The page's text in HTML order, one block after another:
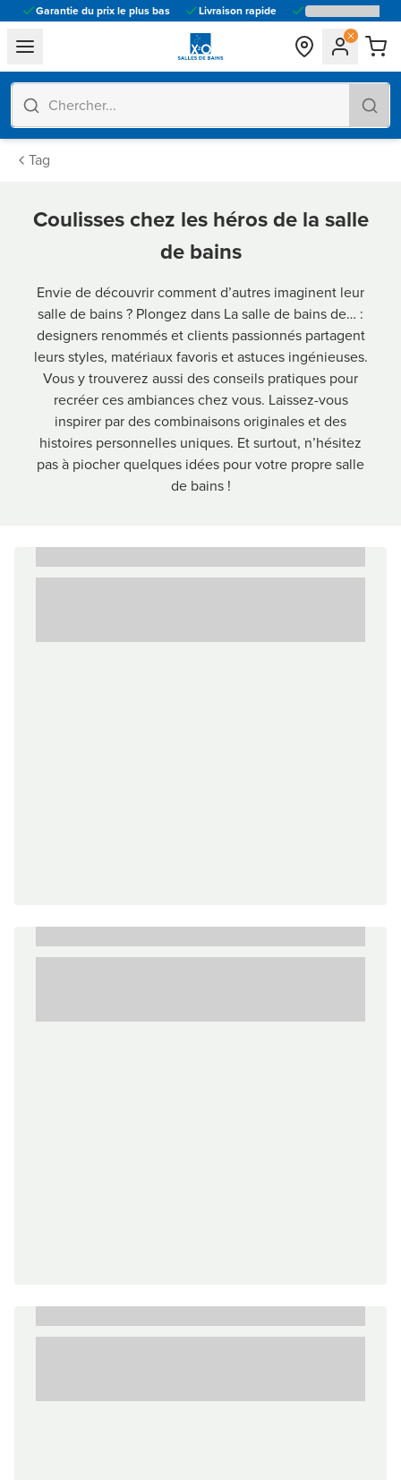
Garantie du prix le plus bas Livraison rapide
general.navigation.toggle_menu.label
Tag
Coulisses chez les héros de la salle
de bains
Envie de découvrir comment d’autres imaginent leur
salle de bains ? Plongez dans La salle de bains de… :
designers renommés et clients passionnés partagent
leurs styles, matériaux favoris et astuces ingénieuses.
Vous y trouverez aussi des conseils pratiques pour
recréer ces ambiances chez vous. Laissez-vous
inspirer par des combinaisons originales et des
histoires personnelles uniques. Et surtout, n’hésitez
pas à piocher quelques idées pour votre propre salle
de bains !